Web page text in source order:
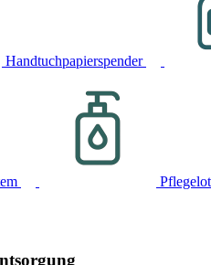
Handtuchpapierspender